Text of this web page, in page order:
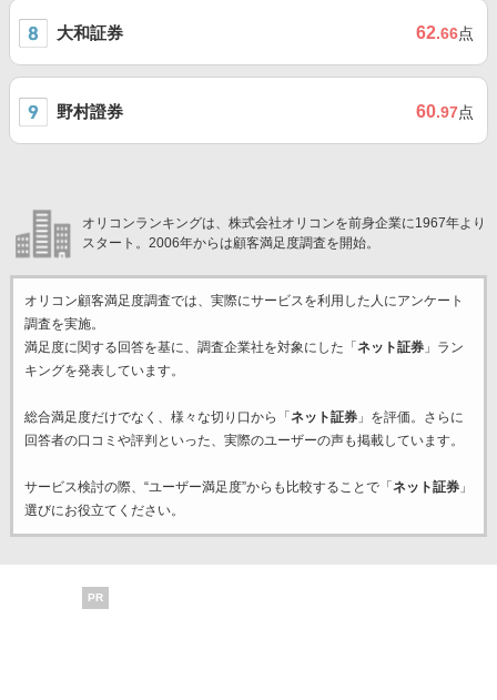
大和証券 62.66点
野村證券 60.97点
オリコンランキングは、株式会社オリコンを前身企業に1967年より
スタート。2006年からは顧客満足度調査を開始。
オリコン顧客満足度調査では、実際にサービスを利用した 人にアンケート
調査を実施。
満足度に関する回答を基に、調査企業社を対象にした「 ネット証券」ラン
キングを発表しています。
総合満足度だけでなく、様々な切り口から「 ネット証券」を評価。さらに
回答者の口コミや評判といった、実際のユーザーの声も掲載しています。
サービス検討の際、“ユーザー満足度”からも比較することで「 ネット証券」
選びにお役立てください。
PR